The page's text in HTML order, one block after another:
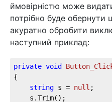
ймовірністю може
потрібно буде обернути
акуратно обробити
наступний приклад:
private void
{
string s = null ;